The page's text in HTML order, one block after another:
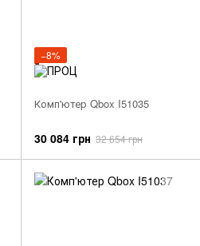
−8%
Комп'ютер Qbox I51035
30 084 грн 32 654 грн